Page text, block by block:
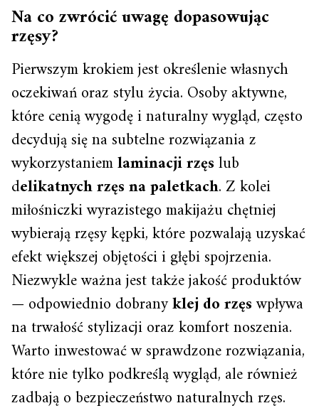
Na co zwrócić uwagę dopasowując
rzęsy?
Pierwszym krokiem jest określenie własnych
oczekiwań oraz stylu życia. Osoby aktywne,
które cenią wygodę i naturalny wygląd, często
decydują się na subtelne rozwiązania z
wykorzystaniemlaminacji rzęslub
delikatnych rzęs na paletkach. Z kolei
miłośniczki wyrazistego makijażu chętniej
wybierają rzęsy kępki, które pozwalają uzyskać
efekt większej objętości i głębi spojrzenia.
Niezwykle ważna jest także jakość produktów
— odpowiednio dobranyklej do rzęswpływa
na trwałość stylizacji oraz komfort noszenia.
Warto inwestować w sprawdzone rozwiązania,
które nie tylko podkreślą wygląd, ale również
zadbają o bezpieczeństwo naturalnych rzęs.